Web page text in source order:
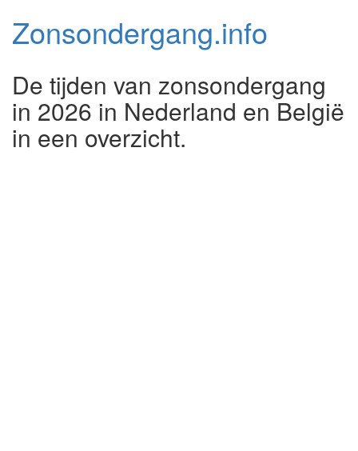
Zonsondergang.info
De tijden van zonsondergang
in 2026 in Nederland en België
in een overzicht.